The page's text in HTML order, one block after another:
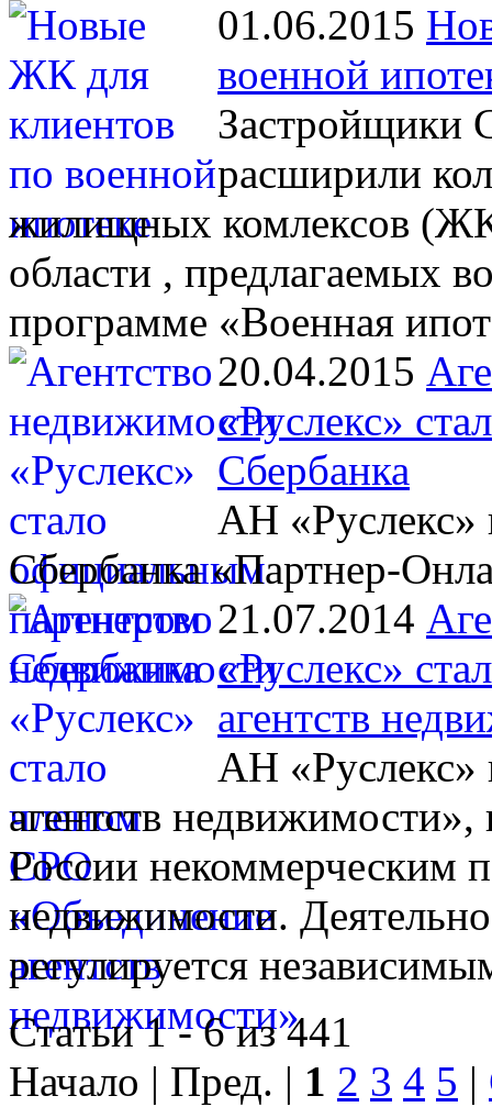
01.06.2015
военной
Застройщики
расширили
жилищных комлексов
области , предлагаемых
программе «Военная
20.04.2015
«Руслекс»
Сбербанка
АН «Руслекс»
Сбербанка «Партнер-
21.07.2014
«Руслекс»
агентств
АН «Руслекс»
агентств недвижимости»,
России некоммерческим
недвижимости.
регулируется
Статьи 1 - 6 из 441
Начало | Пред. | 1 2 3 4 5 |